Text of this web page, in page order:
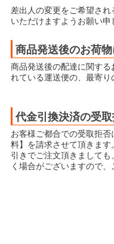
差出人の変更をご希望さ
いただけますようお願い申
商品発送後のお荷
商品発送後の配達に関す
れている運送便の、最寄
代金引換決済の受
お客様ご都合での受取拒
料】を請求させて頂きま
引きでご注文頂きまして
く場合がございますので